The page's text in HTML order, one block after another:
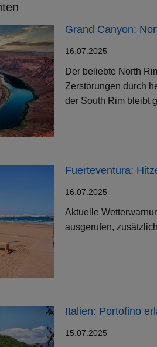
Grand Canyon:
16.07.2025
Der beliebte North
Zerstörungen durch
der South Rim bleibt
Fuerteventura:
16.07.2025
Aktuelle
ausgerufen,
Italien: Portofino
15.07.2025